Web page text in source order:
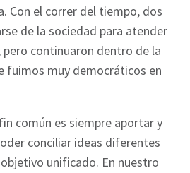
Con el correr del tiempo, dos
de la sociedad para atender
continuaron dentro de la
fuimos muy democráticos en
común es siempre aportar y
conciliar ideas diferentes
unificado. En nuestro